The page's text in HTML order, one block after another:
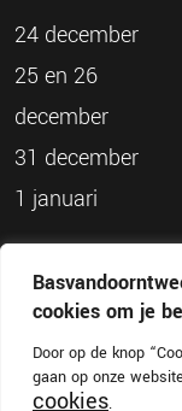
cookies om je
Door op de knop
gaan op onze
cookies.
24 december
25 en 26
december
31 december
1 januari
© Bas van Doorn
Disclaimer
Privacy